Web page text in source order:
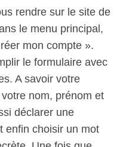
rendre sur le site de
le menu principal,
mon compte ».
le formulaire avec
A savoir votre
nom, prénom et
déclarer une
enfin choisir un mot